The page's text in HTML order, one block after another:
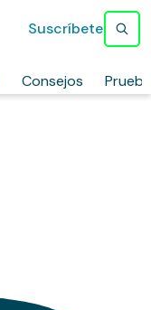
Consejos
Suscríbete